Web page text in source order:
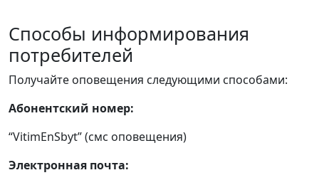
Способы информирования
потребителей
Получайте оповещения следующими способами:
Абонентский номер:
“VitimEnSbyt” (смс оповещения)
Электронная почта: